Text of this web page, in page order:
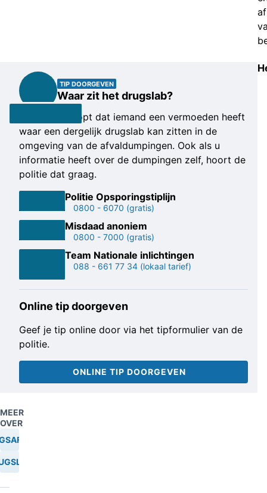
LEES
OOK:
herkennen:
aparte geur,
donkere
ramen en
bestelbusjes
17-08-2019
TIP DOORGEVEN
Waar zit het drugslab?
De politie hoopt dat iemand een vermoeden heeft
waar een dergelijk drugslab kan zitten in de
omgeving van de afvaldumpingen. Ook als u
informatie heeft over de dumpingen zelf, hoort de
politie dat graag.
Politie Opsporingstiplijn
0800 - 6070 (gratis)
Misdaad anoniem
0800 - 7000 (gratis)
Team Nationale inlichtingen
088 - 661 77 34 (lokaal tarief)
Online tip doorgeven
Geef je tip online door via het tipformulier van de
politie.
ONLINE TIP DOORGEVEN
MEER
OVER